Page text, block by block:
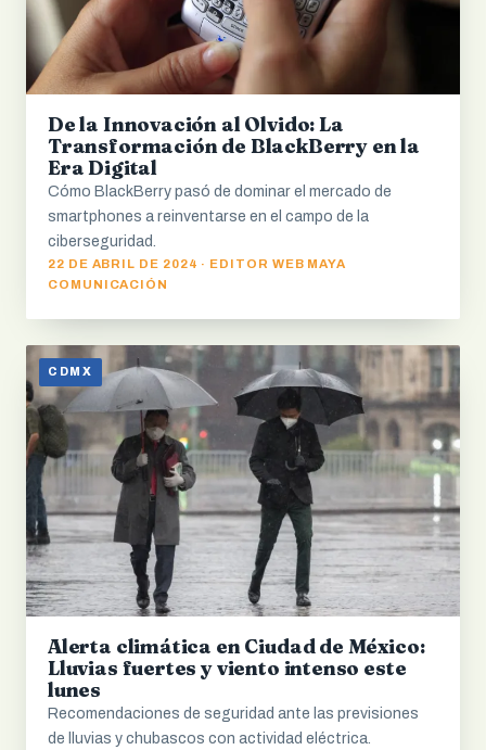
De la Innovación al Olvido: La
Transformación de BlackBerry en la
Era Digital
Cómo BlackBerry pasó de dominar el mercado de
smartphones a reinventarse en el campo de la
ciberseguridad.
22 DE ABRIL DE 2024 · EDITOR WEB MAYA
COMUNICACIÓN
CDMX
Alerta climática en Ciudad de México:
Lluvias fuertes y viento intenso este
lunes
Recomendaciones de seguridad ante las previsiones
de lluvias y chubascos con actividad eléctrica.